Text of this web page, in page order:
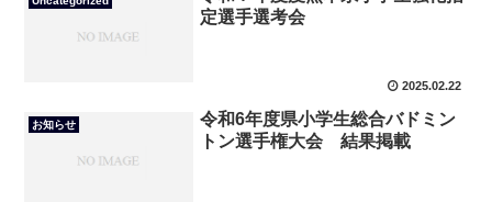
定選手選考会
2025.02.22
お知らせ
令和6年度県小学生総合バドミン
トン選手権大会 結果掲載